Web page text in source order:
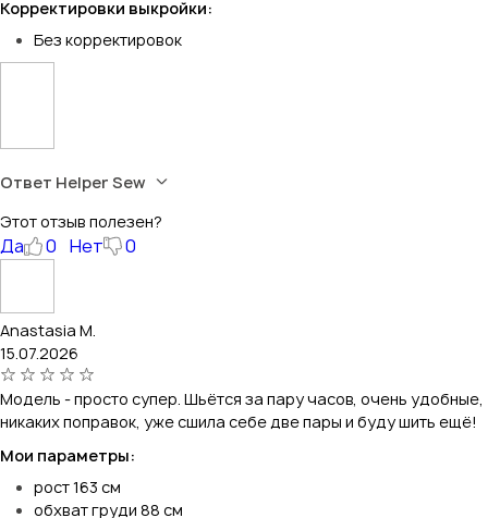
Корректировки выкройки:
Без корректировок
Ответ Helper Sew
Этот отзыв полезен?
Да 0 Нет 0
Anastasia M.
15.07.2026
Модель - просто супер. Шьётся за пару часов, очень удобные,
никаких поправок, уже сшила себе две пары и буду шить ещё!
Мои параметры:
рост 163 см
обхват груди 88 см